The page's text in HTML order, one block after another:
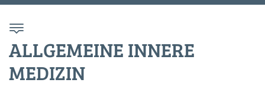
ALLGEMEINE INNERE
MEDIZIN